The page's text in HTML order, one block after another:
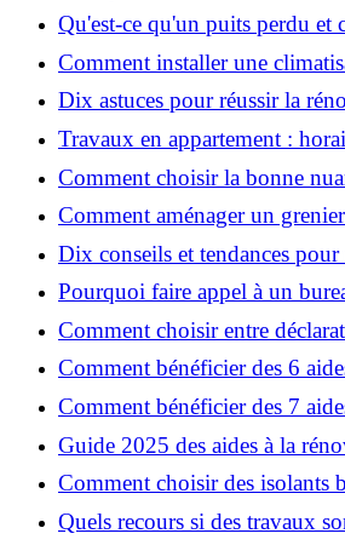
Qu'est-ce qu'un puits perdu et
Comment installer une
coût, étapes et conseils ?
Dix astuces pour réussir la
appartement
Travaux en appartement :
et bonnes pratiques
Comment choisir la bonne
décoration et éviter les pièges ?
Comment aménager un
combles en espace habitable ?
Dix conseils et tendances
de la maison
Pourquoi faire appel à un
pour garantir la sécurité de vos
Comment choisir entre
permis de construire pour vos
Comment bénéficier des 6
énergétique à Grenoble ?
Comment bénéficier des 7
rénovation énergétique à
Guide 2025 des aides à la
Voiron : MaPrimeRénov’,
Comment choisir des isolants
rénovation écologique ?
Quels recours si des travaux